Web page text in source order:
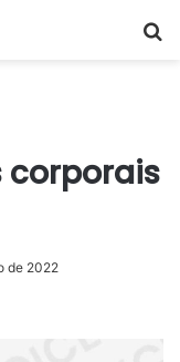
corporais
de 2022